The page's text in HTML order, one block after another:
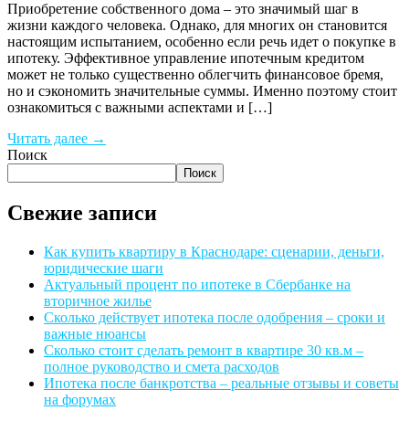
Приобретение собственного дома – это значимый шаг в
жизни каждого человека. Однако, для многих он становится
настоящим испытанием, особенно если речь идет о покупке в
ипотеку. Эффективное управление ипотечным кредитом
может не только существенно облегчить финансовое бремя,
но и сэкономить значительные суммы. Именно поэтому стоит
ознакомиться с важными аспектами и […]
Читать далее →
Поиск
Поиск
Свежие записи
Как купить квартиру в Краснодаре: сценарии, деньги,
юридические шаги
Актуальный процент по ипотеке в Сбербанке на
вторичное жилье
Сколько действует ипотека после одобрения – сроки и
важные нюансы
Сколько стоит сделать ремонт в квартире 30 кв.м –
полное руководство и смета расходов
Ипотека после банкротства – реальные отзывы и советы
на форумах